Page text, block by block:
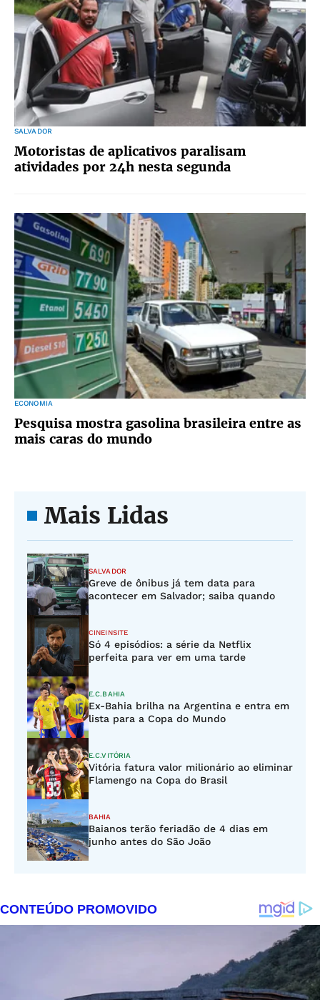
SALVADOR
Motoristas de aplicativos paralisam
atividades por 24h nesta segunda
ECONOMIA
Pesquisa mostra gasolina brasileira entre as
mais caras do mundo
Mais Lidas
SALVADOR
Greve de ônibus já tem data para
acontecer em Salvador; saiba quando
CINEINSITE
Só 4 episódios: a série da Netflix
perfeita para ver em uma tarde
E.C.BAHIA
Ex-Bahia brilha na Argentina e entra em
lista para a Copa do Mundo
E.C.VITÓRIA
Vitória fatura valor milionário ao eliminar
Flamengo na Copa do Brasil
BAHIA
Baianos terão feriadão de 4 dias em
junho antes do São João